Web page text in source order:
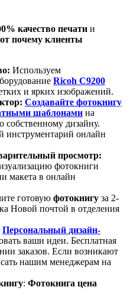
качество печати и
почему клиенты
Используем
Ricoh C9200
и ярких изображений.
Создавайте фотокнигу
шаблонами на
собственному дизайну.
инструментарий онлайн
просмотр:
фотокниги
макета в онлайн
готовую фотокнигу за 2-
Новой почтой в отделения
Персональный дизайн-
ваши идеи. Бесплатная
заказов. Если возникают
нашим менеджерам на
: Фотокнига цена